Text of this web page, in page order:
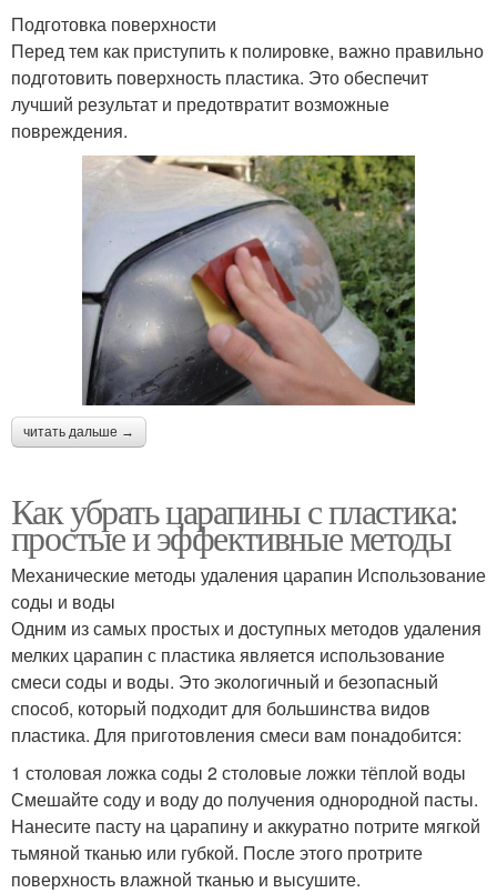
Подготовка поверхности
Перед тем как приступить к полировке, важно правильно
подготовить поверхность пластика. Это обеспечит
лучший результат и предотвратит возможные
повреждения.
читать дальше →
Как убрать царапины с пластика:
простые и эффективные методы
Механические методы удаления царапин Использование
соды и воды
Одним из самых простых и доступных методов удаления
мелких царапин с пластика является использование
смеси соды и воды. Это экологичный и безопасный
способ, который подходит для большинства видов
пластика. Для приготовления смеси вам понадобится:
1 столовая ложка соды 2 столовые ложки тёплой воды
Смешайте соду и воду до получения однородной пасты.
Нанесите пасту на царапину и аккуратно потрите мягкой
тьмяной тканью или губкой. После этого протрите
поверхность влажной тканью и высушите.